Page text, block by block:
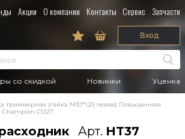
Акции О компании Контакты Сервис Запчасти
со скидкой Новинки Уценка
Вход
триммерная (гайка М10*1,25 левая) Повышенная
Champion C5127
Арт. HT37